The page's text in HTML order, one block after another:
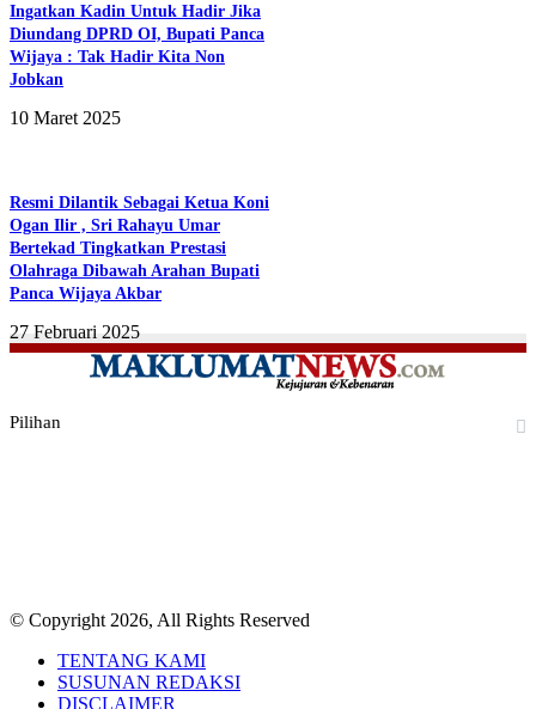
Ingatkan Kadin Untuk Hadir Jika
Diundang DPRD OI, Bupati Panca
Wijaya : Tak Hadir Kita Non
Jobkan
10 Maret 2025
Resmi Dilantik Sebagai Ketua Koni
Ogan Ilir , Sri Rahayu Umar
Bertekad Tingkatkan Prestasi
Olahraga Dibawah Arahan Bupati
Panca Wijaya Akbar
27 Februari 2025
Pilihan
© Copyright 2026, All Rights Reserved
TENTANG KAMI
SUSUNAN REDAKSI
DISCLAIMER